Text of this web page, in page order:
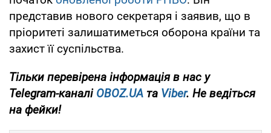
представив нового секретаря і заявив, що в
пріоритеті залишатиметься оборона країни та
захист її суспільства.
Тільки перевірена інформація в нас у
Telegram-каналі OBOZ.UA та Viber. Не ведіться
на фейки!